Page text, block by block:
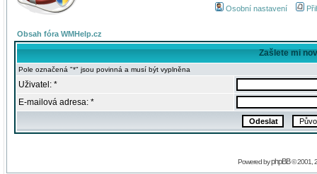
Osobní nastavení
Obsah fóra WMHelp.cz
Zašlete mi
Pole označená "*" jsou povinná a musí být vyplněna
Uživatel: *
E-mailová adresa: *
Powered byphpBB© 2001,